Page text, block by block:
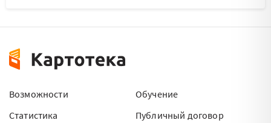
Возможности
Статистика
Обучение
Публичный договор